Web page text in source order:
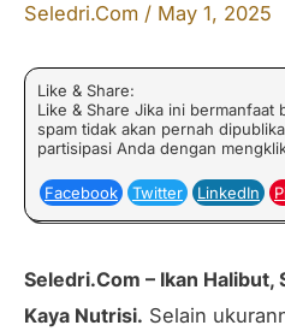
Seledri.Com / May 1, 2025
Like & Share:
Like & Share Jika ini bermanfaat
spam tidak akan pernah
partisipasi Anda dengan
Facebook Twitter LinkedIn
Seledri.Com – Ikan Halibut,
Kaya Nutrisi. Selain